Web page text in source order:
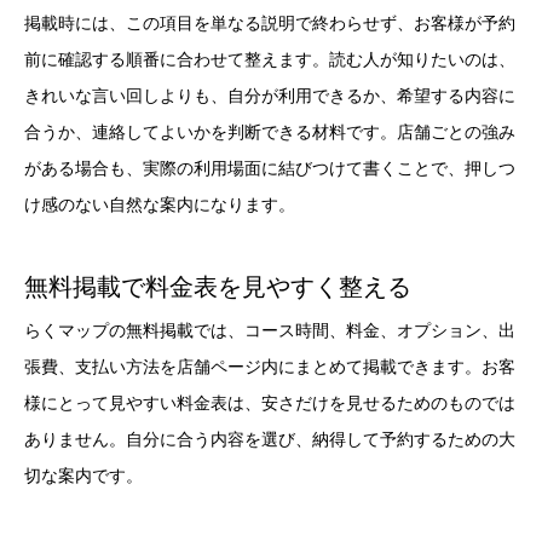
掲載時には、この項目を単なる説明で終わらせず、お客様が予約
前に確認する順番に合わせて整えます。読む人が知りたいのは、
きれいな言い回しよりも、自分が利用できるか、希望する内容に
合うか、連絡してよいかを判断できる材料です。店舗ごとの強み
がある場合も、実際の利用場面に結びつけて書くことで、押しつ
け感のない自然な案内になります。
無料掲載で料金表を見やすく整える
らくマップの無料掲載では、コース時間、料金、オプション、出
張費、支払い方法を店舗ページ内にまとめて掲載できます。お客
様にとって見やすい料金表は、安さだけを見せるためのものでは
ありません。自分に合う内容を選び、納得して予約するための大
切な案内です。